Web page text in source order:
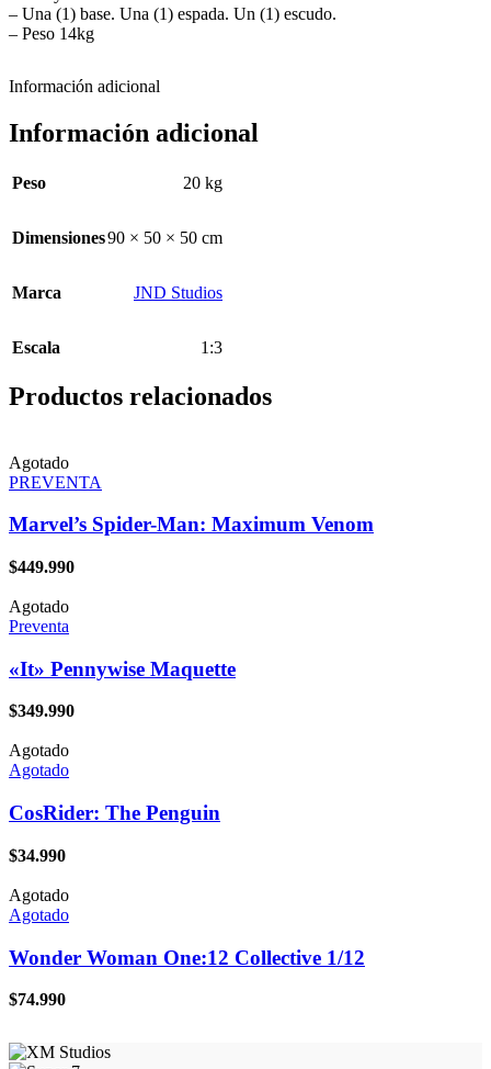
– Una (1) base. Una (1) espada. Un (1) escudo.
– Peso 14kg
Información adicional
Información adicional
Peso 20 kg
Dimensiones90 × 50 × 50 cm
Marca JND Studios
Escala 1:3
Productos relacionados
Agotado
PREVENTA
Marvel’s Spider-Man: Maximum Venom
$449.990
Agotado
Preventa
«It» Pennywise Maquette
$349.990
Agotado
Agotado
CosRider: The Penguin
$34.990
Agotado
Agotado
Wonder Woman One:12 Collective 1/12
$74.990